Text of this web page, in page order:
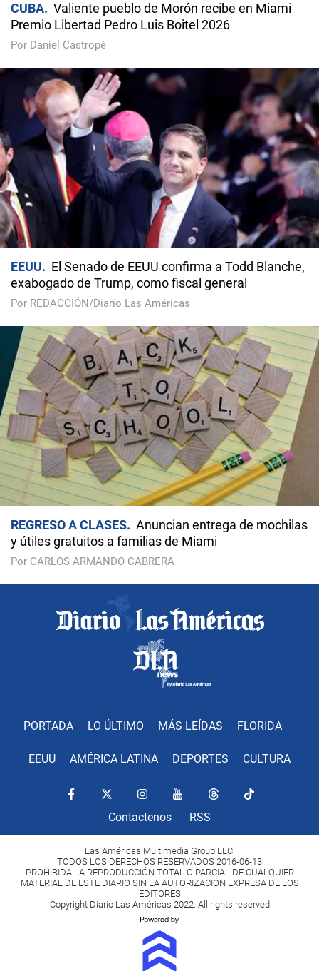
CUBA
Valiente pueblo de Morón recibe en Miami
Premio Libertad Pedro Luis Boitel 2026
Por Daniel Castropé
EEUU
El Senado de EEUU confirma a Todd Blanche,
exabogado de Trump, como fiscal general
Por REDACCIÓN/Diario Las Américas
REGRESO A CLASES
Anuncian entrega de mochilas
y útiles gratuitos a familias de Miami
Por CARLOS ARMANDO CABRERA
PORTADA LO ÚLTIMO MÁS LEÍDAS FLORIDA
EEUU AMÉRICA LATINA DEPORTES CULTURA
Contactenos RSS
Las Américas Multimedia Group LLC.
TODOS LOS DERECHOS RESERVADOS 2016-06-13
PROHIBIDA LA REPRODUCCIÓN TOTAL O PARCIAL DE CUALQUIER
MATERIAL DE ESTE DIARIO SIN LA AUTORIZACIÓN EXPRESA DE LOS
EDITORES
Copyright Diario Las Américas 2022. All rights reserved